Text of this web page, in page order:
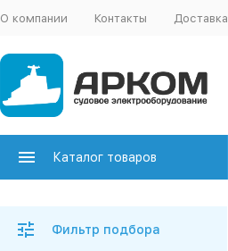
О компании Контакты Доставка
Каталог товаров
Фильтр подбора